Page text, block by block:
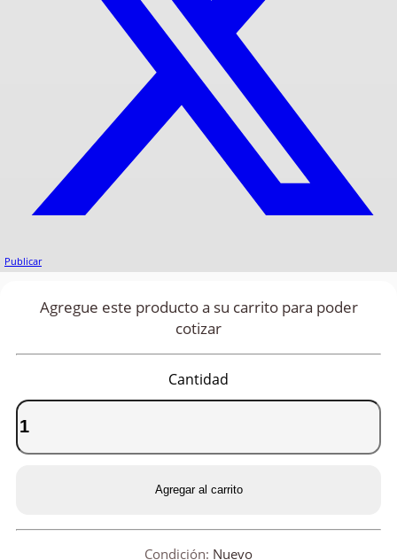
Publicar
Agregue este producto a su carrito para poder
cotizar
Cantidad
Agregar al carrito
Condición: Nuevo